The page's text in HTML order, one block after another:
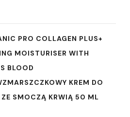
PRO COLLAGEN PLUS+
MOISTURISER WITH
BLOOD
KREM ​​DO
ZE SMOCZĄ KRWIĄ 50 ML